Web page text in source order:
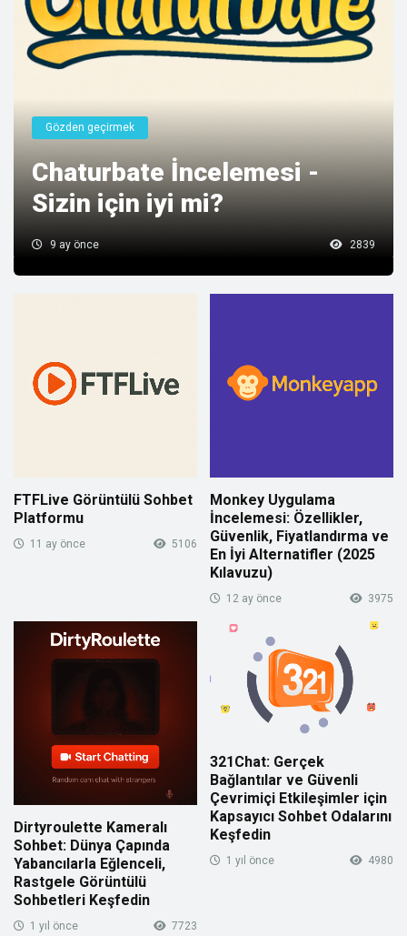
Gözden geçirmek
Chaturbate İncelemesi -
Sizin için iyi mi?
9 ay önce 2839
FTFLive Görüntülü Sohbet
Platformu
11 ay önce 5106
Monkey Uygulama
İncelemesi: Özellikler,
Güvenlik, Fiyatlandırma ve
En İyi Alternatifler (2025
Kılavuzu)
12 ay önce 3975
Dirtyroulette Kameralı
Sohbet: Dünya Çapında
Yabancılarla Eğlenceli,
Rastgele Görüntülü
Sohbetleri Keşfedin
1 yıl önce 7723
321Chat: Gerçek
Bağlantılar ve Güvenli
Çevrimiçi Etkileşimler için
Kapsayıcı Sohbet Odalarını
Keşfedin
1 yıl önce 4980